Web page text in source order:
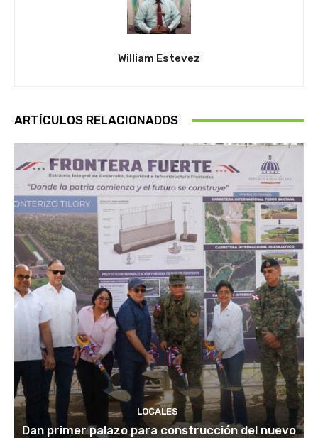
William Estevez
ARTÍCULOS RELACIONADOS
LOCALES
Dan primer palazo para construcción del nuevo